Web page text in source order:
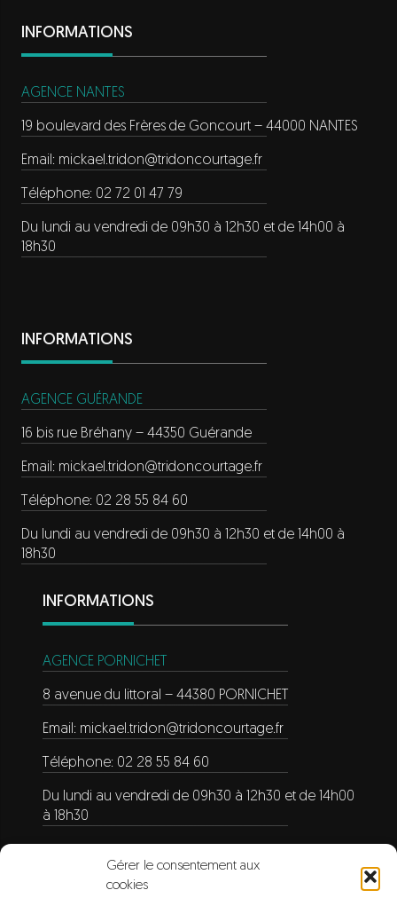
Gérer le consentement aux
cookies
INFORMATIONS
AGENCE NANTES
19 boulevard des Frères de Goncourt – 44000 NANTES
Email: mickael.tridon@tridoncourtage.fr
Téléphone: 02 72 01 47 79
Du lundi au vendredi de 09h30 à 12h30 et de 14h00 à
18h30
INFORMATIONS
AGENCE GUÉRANDE
16 bis rue Bréhany – 44350 Guérande
Email: mickael.tridon@tridoncourtage.fr
Téléphone: 02 28 55 84 60
Du lundi au vendredi de 09h30 à 12h30 et de 14h00 à
18h30
INFORMATIONS
AGENCE PORNICHET
8 avenue du littoral – 44380 PORNICHET
Email: mickael.tridon@tridoncourtage.fr
Téléphone: 02 28 55 84 60
Du lundi au vendredi de 09h30 à 12h30 et de 14h00
à 18h30
« Un crédit vous engage et doit être remboursé. Vérifiez